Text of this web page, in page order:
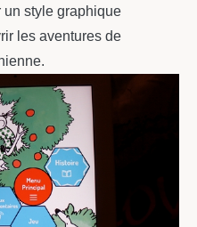
un style graphique
les aventures de